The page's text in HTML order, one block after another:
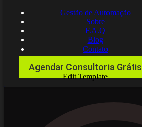
Gestão de Automação
Sobre
F.A.Q
Blog
Contato
Agendar Consultoria Grátis
Edit Template